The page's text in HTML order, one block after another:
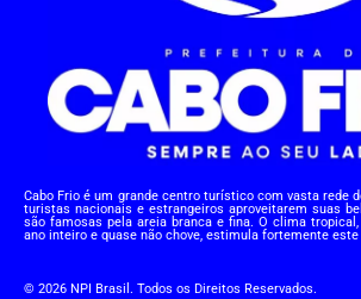
Cabo Frio é um grande centro turístico com vasta rede
turistas nacionais e estrangeiros aproveitarem suas
são famosas pela areia branca e fina. O clima
ano inteiro e quase não chove, estimula fortemente
© 2026 NPI Brasil. Todos os Direitos Reservados.